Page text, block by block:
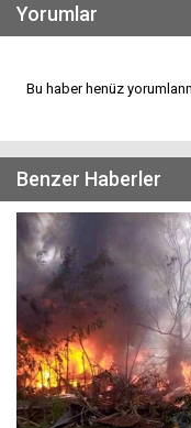
Yorumlar
Bu haber henüz
Benzer Haberler